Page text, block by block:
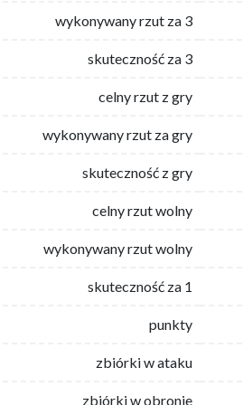
wykonywany rzut za 3
skuteczność za 3
celny rzut z gry
wykonywany rzut za gry
skuteczność z gry
celny rzut wolny
wykonywany rzut wolny
skuteczność za 1
punkty
zbiórki w ataku
zbiórki w obronie